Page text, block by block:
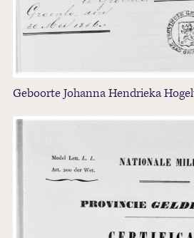
Geboorte Johanna Hendrieka